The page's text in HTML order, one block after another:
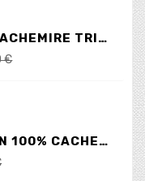
ECHARPE EN CACHEMIRE TRICOTÉ BLEUE
€
ETOLE 67CM EN 100% CACHEMIRE MARRON